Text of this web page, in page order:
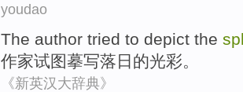
youdao
The author tried to depict the
作家试图摹写落日 的光彩。
《新英汉大辞典》